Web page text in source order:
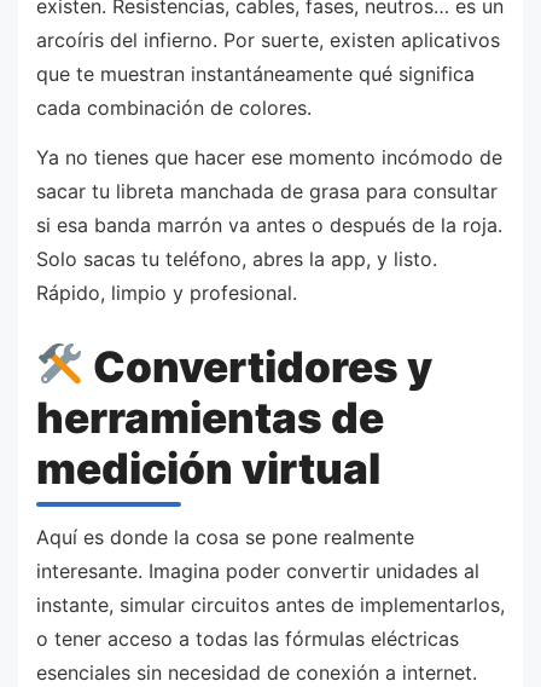
existen. Resistencias, cables, fases, neutros… es un
arcoíris del infierno. Por suerte, existen aplicativos
que te muestran instantáneamente qué significa
cada combinación de colores.
Ya no tienes que hacer ese momento incómodo de
sacar tu libreta manchada de grasa para consultar
si esa banda marrón va antes o después de la roja.
Solo sacas tu teléfono, abres la app, y listo.
Rápido, limpio y profesional.
Convertidores y
herramientas de
medición virtual
Aquí es donde la cosa se pone realmente
interesante. Imagina poder convertir unidades al
instante, simular circuitos antes de implementarlos,
o tener acceso a todas las fórmulas eléctricas
esenciales sin necesidad de conexión a internet.